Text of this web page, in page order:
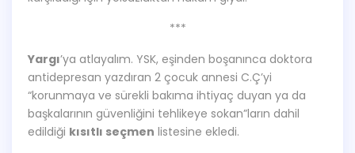
***
Yargı’ya atlayalım. YSK, eşinden boşanınca doktora
antidepresan yazdıran 2 çocuk annesi C.Ç’yi
“korunmaya ve sürekli bakıma ihtiyaç duyan ya da
başkalarının güvenliğini tehlikeye sokan”ların dahil
edildiği kısıtlı seçmen listesine ekledi.